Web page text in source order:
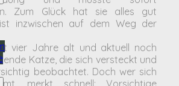
Zum Glück hat sie alles gut
inzwischen auf dem Weg der
vier Jahre alt und aktuell noch
Katze, die sich versteckt und
beobachtet. Doch wer sich
merkt schnell: Vorsichtige